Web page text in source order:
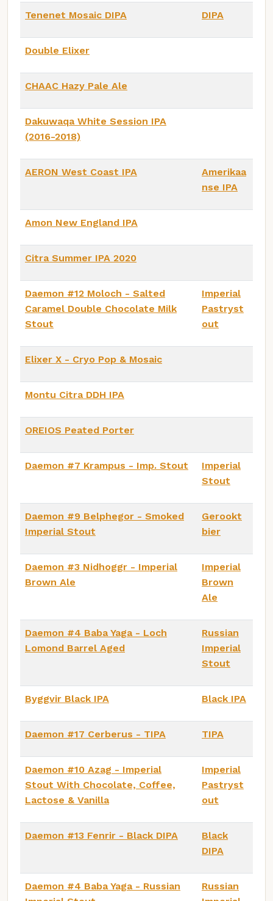
Tenenet Mosaic DIPA DIPA
Double Elixer
CHAAC Hazy Pale Ale
Dakuwaqa White Session IPA
(2016-2018)
AERON West Coast IPA
Amerikaa
nse IPA
Amon New England IPA
Citra Summer IPA 2020
Daemon #12 Moloch - Salted
Caramel Double Chocolate Milk
Stout
Imperial
Pastryst
out
Elixer X - Cryo Pop & Mosaic
Montu Citra DDH IPA
OREIOS Peated Porter
Daemon #7 Krampus - Imp. Stout
Imperial
Stout
Daemon #9 Belphegor - Smoked
Imperial Stout
Gerookt
bier
Daemon #3 Nidhoggr - Imperial
Brown Ale
Imperial
Brown
Ale
Daemon #4 Baba Yaga - Loch
Lomond Barrel Aged
Russian
Imperial
Stout
Byggvir Black IPA Black IPA
Daemon #17 Cerberus - TIPA TIPA
Daemon #10 Azag - Imperial
Stout With Chocolate, Coffee,
Lactose & Vanilla
Imperial
Pastryst
out
Daemon #13 Fenrir - Black DIPA
Black
DIPA
Daemon #4 Baba Yaga - Russian
Russian